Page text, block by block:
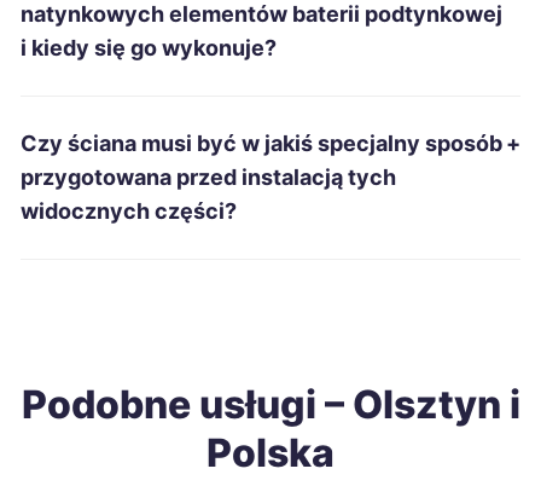
Jelenia Góra
Malbork
Kędzierzyn-Koźle
natynkowych elementów baterii podtynkowej
i kiedy się go wykonuje?
Czy ściana musi być w jakiś specjalny sposób
przygotowana przed instalacją tych
widocznych części?
+
Podobne usługi – Olsztyn i
Polska